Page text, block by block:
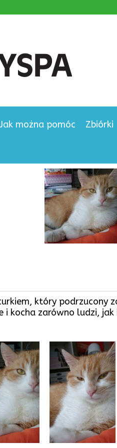
można pomóc Zbiórki
który
kocha zarówno ludzi,